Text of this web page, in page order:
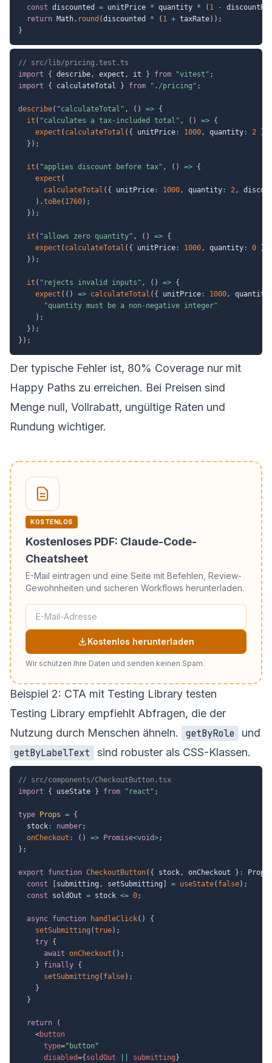
const discounted = unitPrice * quantity * ( 1 -
return Math. round (discounted * ( 1 + taxRate) ) ;
}
// src/lib/pricing.test.ts
import
{ describe, expect , it } from "vitest" ;
import
{ calculateTotal } from "./pricing" ;
describe( "calculateTotal" , ( ) => {
it ( "calculates a tax-included total" , ( ) => {
expect ( calculateTotal ( { unitPrice : 1000, quantity : 2 }
} ) ;
it ( "applies discount before tax" , ( ) => {
expect (
calculateTotal ( { unitPrice : 1000, quantity : 2,
) .toBe( 1760) ;
} ) ;
it ( "allows zero quantity" , ( ) => {
expect ( calculateTotal ( { unitPrice : 1000, quantity : 0 }
} ) ;
it ( "rejects invalid inputs" , ( ) => {
expect ( ( ) => calculateTotal ( { unitPrice : 1000, quantity
"quantity must be a non-negative integer"
) ;
} ) ;
} ) ;
Der typische Fehler ist, 80% Coverage nur mit
Happy Paths zu erreichen. Bei Preisen sind
Menge null, Vollrabatt, ungültige Raten und
Rundung wichtiger.
KOSTENLOS
Kostenloses PDF: Claude-Code-
Cheatsheet
E-Mail eintragen und eine Seite mit Befehlen, Review-
Gewohnheiten und sicheren Workflows herunterladen.
Kostenlos herunterladen
Wir schützen Ihre Daten und senden keinen Spam.
Beispiel 2: CTA mit Testing Library testen
Testing Library empfiehlt Abfragen, die der
Nutzung durch Menschen ähneln.
getByRole
und
getByLabelText
sind robuster als CSS-Klassen.
// src/components/CheckoutButton.tsx
import
{ useState } from "react" ;
type Props = {
  stock
: number;
onCheckout : ( ) => Promise<void>;
} ;
export function CheckoutButton( { stock, onCheckout } : Props
const
submitting , setSubmitting = useState( false) ;
const soldOut = stock <= 0;
async function handleClick( )
{
setSubmitting (true) ;
try {
await onCheckout ( ) ;
}
finally {
setSubmitting ( false) ;
}
}
return
(
<button
type=" button"
disabled={ soldOut submitting }